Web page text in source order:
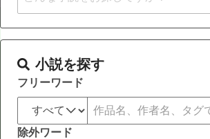
小説を探す
フリーワード
除外ワード